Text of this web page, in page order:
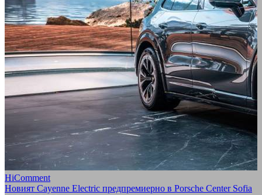
HiComment
Новият Cayenne Electric предпремиерно в Porsche Center Sofia